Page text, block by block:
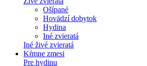
Ošípané
Hovädzí dobytok
Hydina
Iné zvieratá
Iné živé zvieratá
Kŕmne zmesi
Pre hydinu